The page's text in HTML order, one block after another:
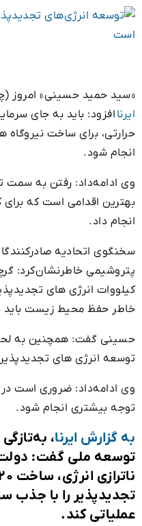
«سید حمید حسینی» امروز
ایرنا افزود: باید به جای
حرارتی، برای ساخت
انجام شود.
وی ادامه‌داد: رفتن به سمت
بهترین اقدامی است که
انجام داد.
سخنگوی اتحادیه
پتروشیمی خاطرنشان‌کرد:
کیلووات انرژی های
خاطر حفظ محیط زیست
حسینی گفت: همچنین به
توسعه انرژی های
وی ادامه‌داد: ضروری است
توجه بیشتری انجام شود.
به گزارش ایرنا،‌
توسعه ملی گفت:
تجدیدپذیر را با جذب
عملیاتی کند.